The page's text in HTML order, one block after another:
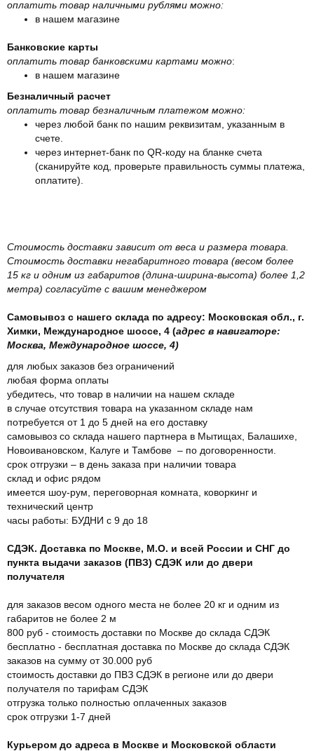
оплатить товар наличными рублями можно:
в нашем магазине
Банковские карты
оплатить товар банковскими картами можно:
в нашем магазине
Безналичный расчет
оплатить товар безналичным платежом можно:
через любой банк по нашим реквизитам, указанным в
счете.
через интернет-банк по QR-коду на бланке счета
(сканируйте код, проверьте правильность суммы платежа,
оплатите).
Стоимость доставки зависит от веса и размера товара.
Стоимость доставки негабаритного товара (весом более
15 кг и одним из габаритов (длина-ширина-высота) более 1,2
метра) согласуйте с вашим менеджером
Самовывоз с нашего склада по адресу: Московская обл., г.
Химки, Международное шоссе, 4 (адрес в навигаторе:
Москва, Международное шоссе, 4)
для любых заказов без ограничений
любая форма оплаты
убедитесь, что товар в наличии на нашем складе
в случае отсутствия товара на указанном складе нам
потребуется от 1 до 5 дней на его доставку
самовывоз со склада нашего партнера в Мытищах, Балашихе,
Новоивановском, Калуге и Тамбове – по договоренности.
срок отгрузки – в день заказа при наличии товара
склад и офис рядом
имеется шоу-рум, переговорная комната, коворкинг и
технический центр
часы работы: БУДНИ с 9 до 18
СДЭК. Доставка по Москве, М.О. и всей России и СНГ до
пункта выдачи заказов (ПВЗ) СДЭК или до двери
получателя
для заказов весом одного места не более 20 кг и одним из
габаритов не более 2 м
800 руб - стоимость доставки по Москве до склада СДЭК
бесплатно - бесплатная доставка по Москве до склада СДЭК
заказов на сумму от 30.000 руб
стоимость доставки до ПВЗ СДЭК в регионе или до двери
получателя по тарифам СДЭК
отгрузка только полностью оплаченных заказов
срок отгрузки 1-7 дней
Курьером до адреса в Москве и Московской области